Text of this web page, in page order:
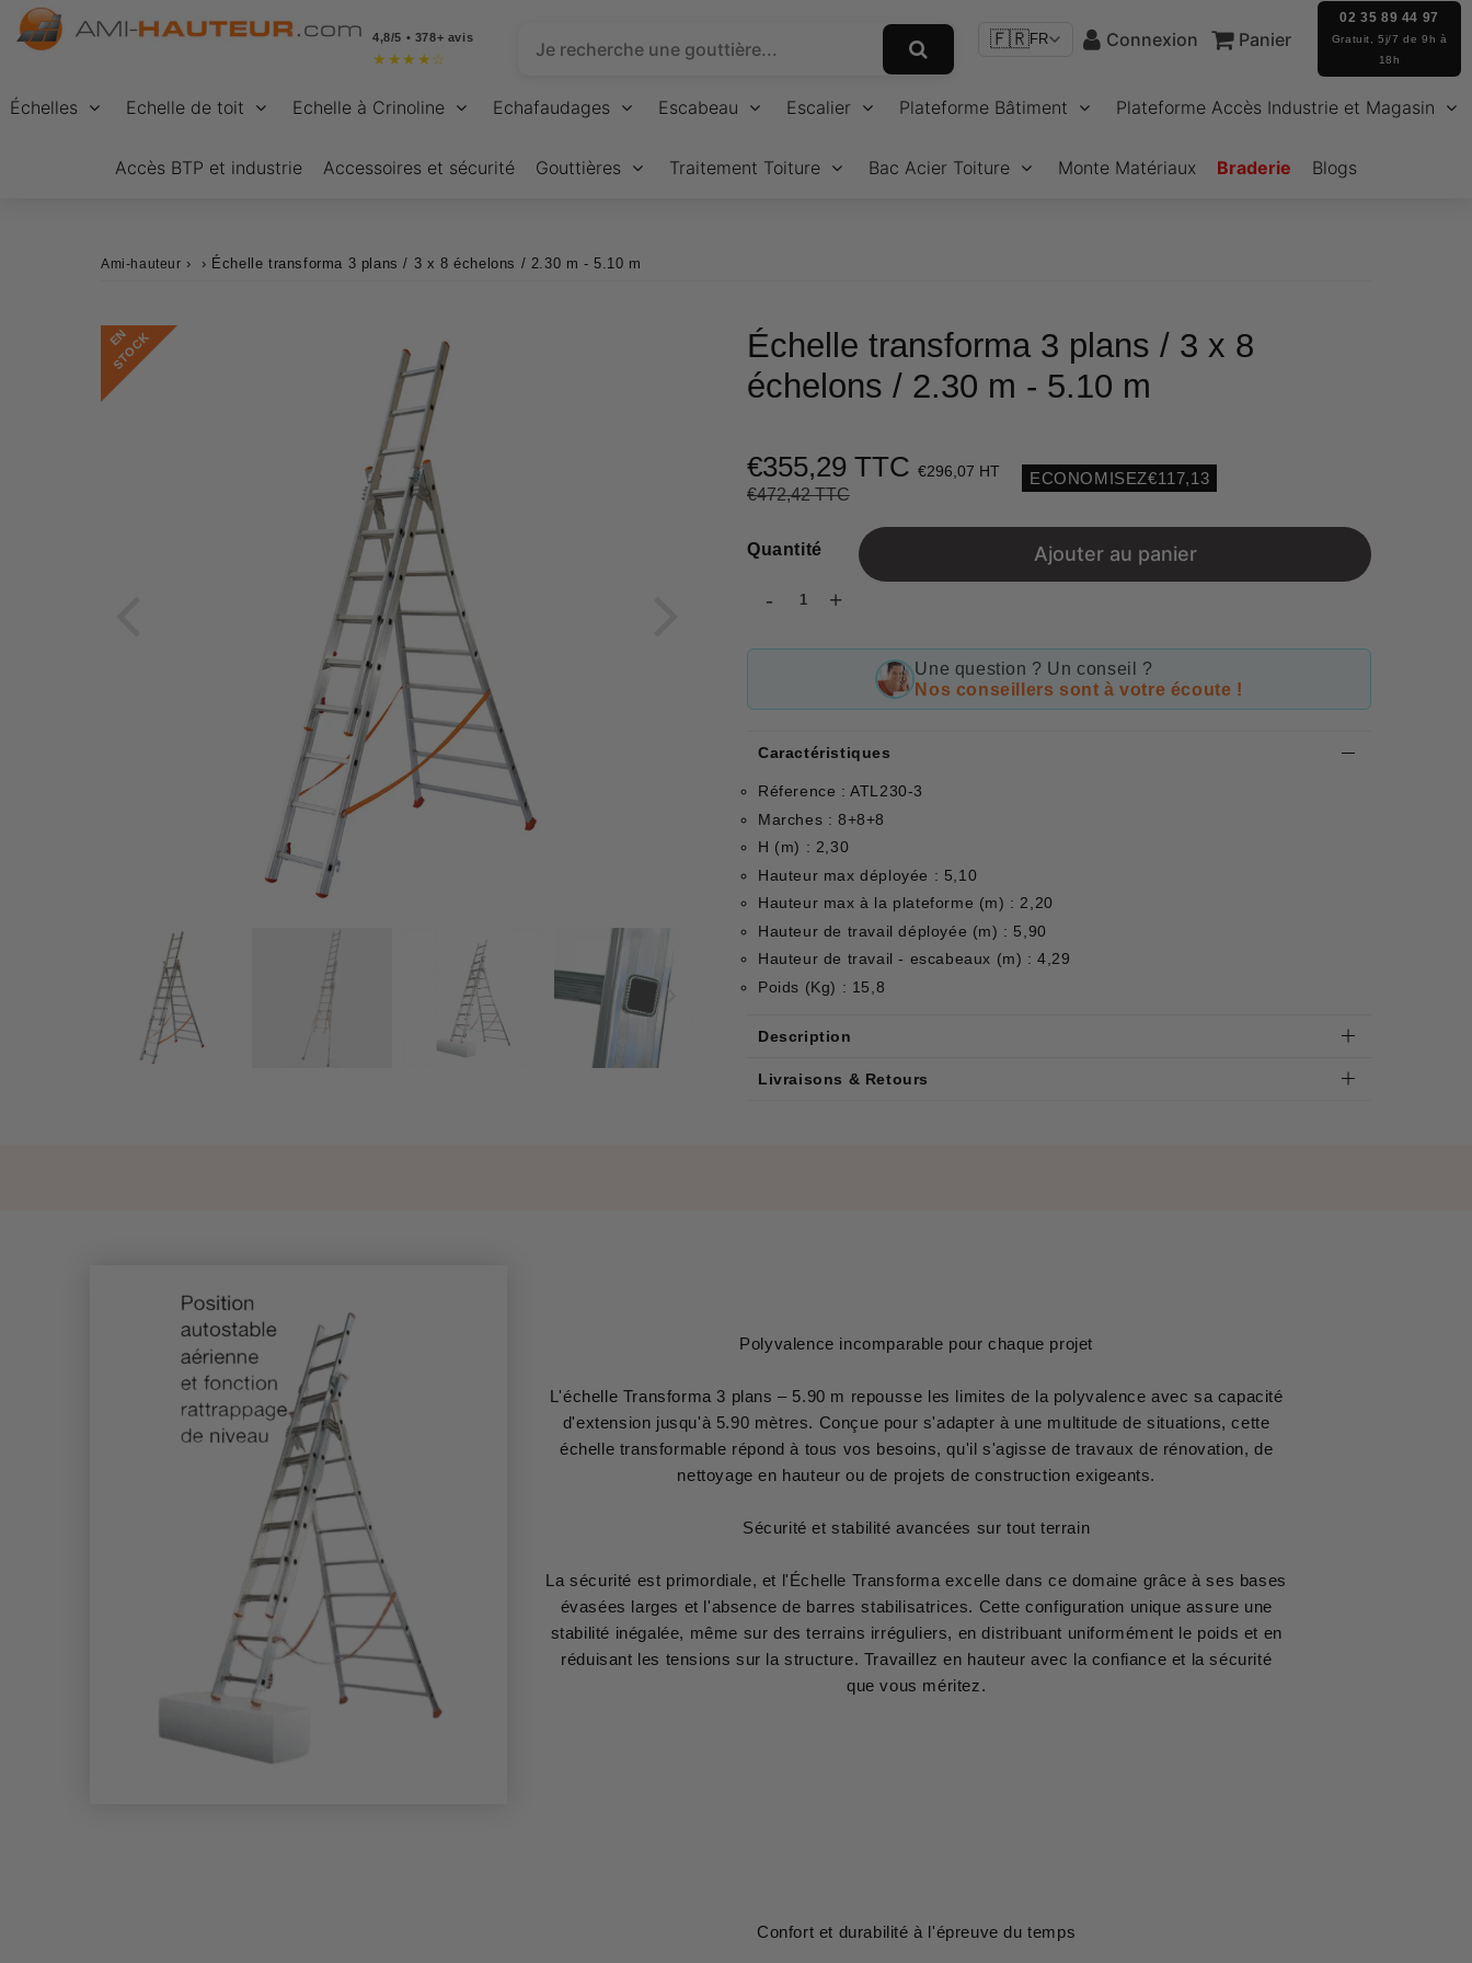
4,8/5 • 378+ avis
★ ★ ★ ★ ☆
🇫🇷FR Connexion Panier
02 35 89 44 97
Gratuit, 5j/7 de 9h à
18h
Échelles Echelle de toit Echelle à Crinoline Echafaudages Escabeau Escalier Plateforme Bâtiment Plateforme Accès Industrie et Magasin
Accès BTP et industrie Accessoires et sécurité Gouttières Traitement Toiture Bac Acier Toiture Monte Matériaux Braderie Blogs
Ami-hauteur › › Échelle transforma 3 plans / 3 x 8 échelons / 2.30 m - 5.10 m
E
N
S
T
O
C
K
Échelle transforma 3 plans / 3 x 8
échelons / 2.30 m - 5.10 m
€355,29 TTC €296,07 HT
€472,42 TTC
Unit
ECONOMISEZ€117,13
Quantité
- +
Ajouter au panier
Une question ? Un conseil ?
Nos conseillers sont à votre écoute !
Caractéristiques
Réference : ATL230-3
Marches : 8+8+8
H (m) : 2,30
Hauteur max déployée : 5,10
Hauteur max à la plateforme (m) : 2,20
Hauteur de travail déployée (m) : 5,90
Hauteur de travail - escabeaux (m) : 4,29
Poids (Kg) : 15,8
Description
Livraisons & Retours
Polyvalence incomparable pour chaque projet
L'échelle Transforma 3 plans – 5.90 m repousse les limites de la polyvalence avec sa capacité
d'extension jusqu'à 5.90 mètres. Conçue pour s'adapter à une multitude de situations, cette
échelle transformable répond à tous vos besoins, qu'il s'agisse de travaux de rénovation, de
nettoyage en hauteur ou de projets de construction exigeants.
Sécurité et stabilité avancées sur tout terrain
La sécurité est primordiale, et l'Échelle Transforma excelle dans ce domaine grâce à ses bases
évasées larges et l'absence de barres stabilisatrices. Cette configuration unique assure une
stabilité inégalée, même sur des terrains irréguliers, en distribuant uniformément le poids et en
réduisant les tensions sur la structure. Travaillez en hauteur avec la confiance et la sécurité
que vous méritez.
Confort et durabilité à l'épreuve du temps